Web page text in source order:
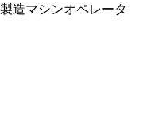
造マシンオペレータ